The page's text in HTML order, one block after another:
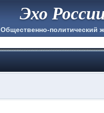
Эхо
Общественно-политический